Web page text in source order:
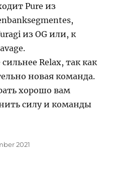
Pure из
из OG или, к
Relax, так как
новая команда.
хорошо вам
силу и команды
2021